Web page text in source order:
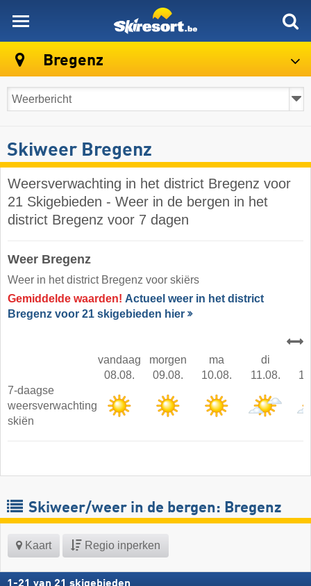
Bregenz
Skiweer Bregenz
Weersverwachting in het district Bregenz voor
21 Skigebieden - Weer in de bergen in het
district Bregenz voor 7 dagen
Weer Bregenz
Weer in het district Bregenz voor skiërs
Gemiddelde waarden! Actueel weer in het district
Bregenz voor 21 skigebieden hier
vandaag
08.08.
morgen
09.08.
ma
10.08.
di
11.08.
7-daagse
weersverwachting
skiën
Skiweer/weer in de bergen: Bregenz
Kaart Regio inperken